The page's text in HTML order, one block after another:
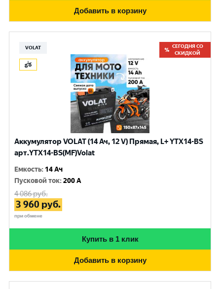
Добавить в корзину
VOLAT
СЕГОДНЯ СО
СКИДКОЙ
Аккумулятор VOLAT (14 Ач, 12 V) Прямая, L+ YTX14-BS
арт.YTX14-BS(MF)Volat
Емкость: 14 Ач
Пусковой ток:200 A
4 086руб.
3 960 руб.
при обмене
Купить в 1 клик
Добавить в корзину